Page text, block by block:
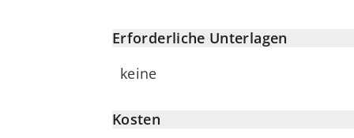
Erforderliche Unterlagen
keine
Kosten